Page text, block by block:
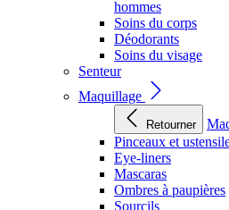
hommes
Soins du corps
Déodorants
Soins du visage
Senteur
Maquillage
Retourner
Pinceaux et
Eye-liners
Mascaras
Ombres à paupières
Sourcils